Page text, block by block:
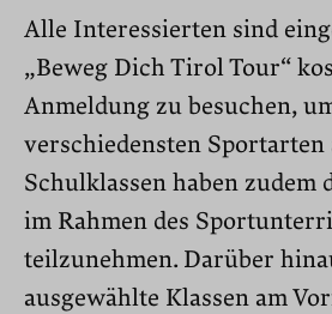
Alle Interessierten sind
„Beweg Dich Tirol Tour“
Anmeldung zu besuchen,
verschiedensten
Schulklassen haben zudem
im Rahmen des
teilzunehmen. Darüber
ausgewählte Klassen am